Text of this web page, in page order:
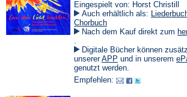
Eingespielt von: Horst Christill
Auch erhältlich als:
Chorbuch
Nach dem Kauf direkt zum
in
einem
neuen
Tab)
.
Digitale Bücher können
unsererAPP (Öffnet
in
neuen
und in unserem
genutzt werden.
Empfehlen: